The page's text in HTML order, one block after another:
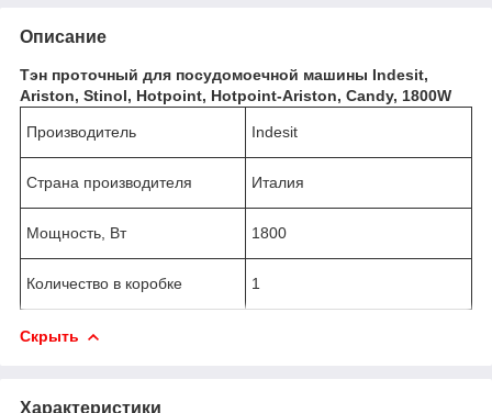
Описание
Тэн проточный для посудомоечной машины Indesit,
Ariston, Stinol, Hotpoint, Hotpoint-Ariston, Candy, 1800W
Производитель Indesit
Страна производителя Италия
Мощность, Вт 1800
Количество в коробке 1
Скрыть
Характеристики